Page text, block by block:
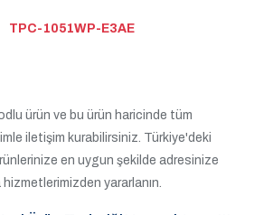
TPC-1051WP-E3AE
ürün ve bu ürün haricinde tüm
iletişim kurabilirsiniz. Türkiye'deki
en uygun şekilde adresinize
yararlanın.